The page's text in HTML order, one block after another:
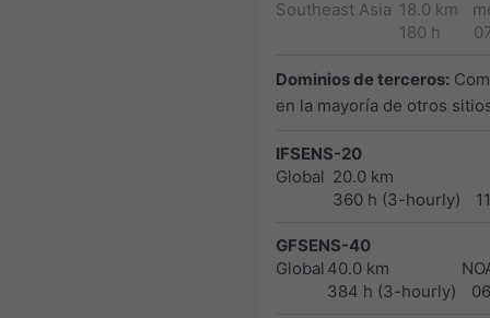
Southeast Asia 18.0 km
180 h
Dominios de terceros:
en la mayoría de otros
IFSENS-20
Global 20.0 km
360 h (3-hourly)
GFSENS-40
Global 40.0 km
384 h (3-hourly)